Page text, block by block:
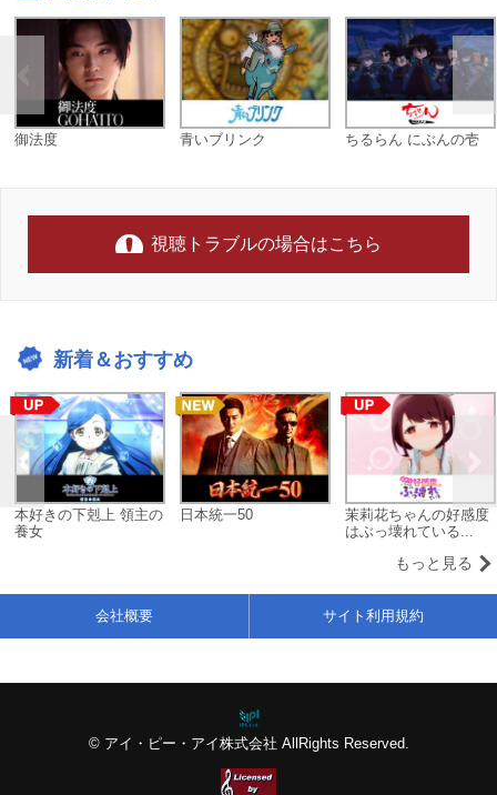
御法度 青いブリンク ちるらん にぶんの壱
視聴トラブルの場合はこちら
新着＆おすすめ
本好きの下剋上 領主の
養女
日本統一50
茉莉花ちゃんの好感度
はぶっ壊れている...
もっと見る
© アイ・ピー・アイ株式会社 AllRights Reserved.
会社概要 サイト利用規約